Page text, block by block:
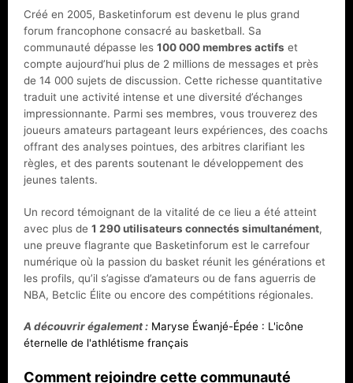
Créé en 2005, Basketinforum est devenu le plus grand
forum francophone consacré au basketball. Sa
communauté dépasse les 100 000 membres actifs et
compte aujourd’hui plus de 2 millions de messages et près
de 14 000 sujets de discussion. Cette richesse quantitative
traduit une activité intense et une diversité d’échanges
impressionnante. Parmi ses membres, vous trouverez des
joueurs amateurs partageant leurs expériences, des coachs
offrant des analyses pointues, des arbitres clarifiant les
règles, et des parents soutenant le développement des
jeunes talents.
Un record témoignant de la vitalité de ce lieu a été atteint
avec plus de 1 290 utilisateurs connectés simultanément,
une preuve flagrante que Basketinforum est le carrefour
numérique où la passion du basket réunit les générations et
les profils, qu’il s’agisse d’amateurs ou de fans aguerris de
NBA, Betclic Élite ou encore des compétitions régionales.
A découvrir également : Maryse Éwanjé-Épée : L'icône
éternelle de l'athlétisme français
Comment rejoindre cette communauté